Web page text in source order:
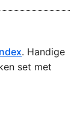
. Handige
set met